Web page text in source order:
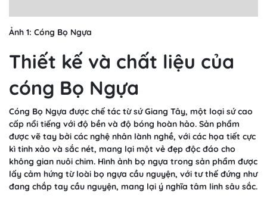
Ảnh 1: Cóng Bọ Ngựa
Thiết kế và chất liệu của
cóng Bọ Ngựa
Cóng Bọ Ngựa được chế tác từ sứ Giang Tây, một loại sứ cao
cấp nổi tiếng với độ bền và độ bóng hoàn hảo. Sản phẩm
được vẽ tay bởi các nghệ nhân lành nghề, với các họa tiết cực
kì tinh xảo và sắc nét, mang lại một vẻ đẹp độc đáo cho
không gian nuôi chim. Hình ảnh bọ ngựa trong sản phẩm được
lấy cảm hứng từ loài bọ ngựa cầu nguyện, với tư thế đứng như
đang chắp tay cầu nguyện, mang lại ý nghĩa tâm linh sâu sắc.